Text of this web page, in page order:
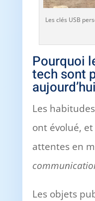
Les clés USB
Pourquoi
tech sont
Les
ont évolué,
attentes en
Les objets